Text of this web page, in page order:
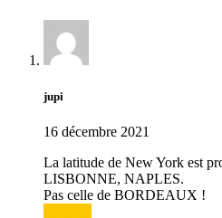
jupi
16 décembre 2021
La latitude de New York est
LISBONNE, NAPLES.
Pas celle de BORDEAUX !